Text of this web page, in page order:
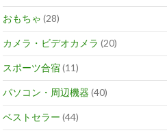
おもちゃ (28)
カメラ・ビデオカメラ (20)
スポーツ合宿(11)
パソコン・周辺機器 (40)
ベストセラー (44)